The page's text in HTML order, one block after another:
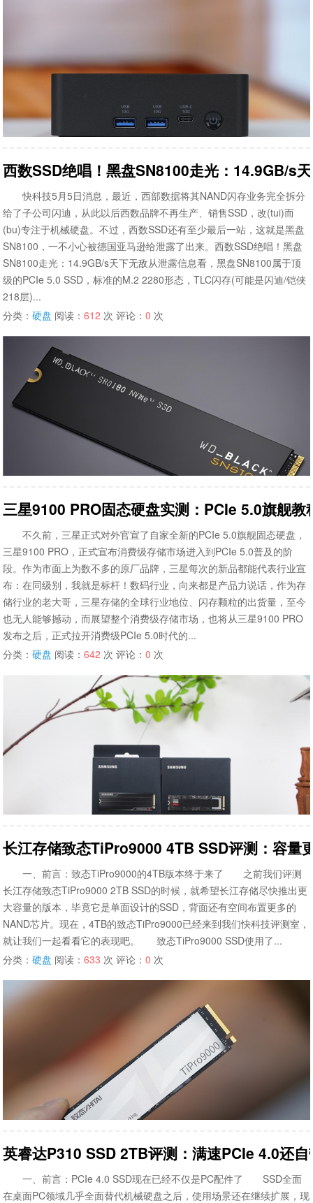
西数SSD绝唱！黑盘SN8100走光：14.9GB/s
快科技5月5日消息，最近，西部数据将其NAND闪存业务完全拆分
给了子公司闪迪，从此以后西数品牌不再生产、销售SSD，改(tui)而
(bu)专注于机械硬盘。不过，西数SSD还有至少最后一站，这就是黑盘
SN8100，一不小心被德国亚马逊给泄露了出来。西数SSD绝唱！黑盘
SN8100走光：14.9GB/s天下无敌从泄露信息看，黑盘SN8100属于顶
级的PCIe 5.0 SSD，标准的M.2 2280形态，TLC闪存(可能是闪迪/铠侠
218层)...
分类：硬盘 阅读：612 次 评论：0 次
三星9100 PRO固态硬盘实测：PCIe 5.0旗舰教
不久前，三星正式对外官宣了自家全新的PCIe 5.0旗舰固态硬盘，
三星9100 PRO，正式宣布消费级存储市场进入到PCIe 5.0普及的阶
段。作为市面上为数不多的原厂品牌，三星每次的新品都能代表行业宣
布：在同级别，我就是标杆！数码行业，向来都是产品力说话，作为存
储行业的老大哥，三星存储的全球行业地位、闪存颗粒的出货量，至今
也无人能够撼动，而展望整个消费级存储市场，也将从三星9100 PRO
发布之后，正式拉开消费级PCIe 5.0时代的...
分类：硬盘 阅读：642 次 评论：0 次
长江存储致态TiPro9000 4TB SSD评测：容量
一、前言：致态TiPro9000的4TB版本终于来了 之前我们评测
长江存储致态TiPro9000 2TB SSD的时候，就希望长江存储尽快推出更
大容量的版本，毕竟它是单面设计的SSD，背面还有空间布置更多的
NAND芯片。现在，4TB的致态TiPro9000已经来到我们快科技评测室，
就让我们一起看看它的表现吧。 致态TiPro9000 SSD使用了...
分类：硬盘 阅读：633 次 评论：0 次
英睿达P310 SSD 2TB评测：满速PCIe 4.0还
一、前言：PCIe 4.0 SSD现在已经不仅是PC配件了 SSD全面
在桌面PC领域几乎全面替代机械硬盘之后，使用场景还在继续扩展，现